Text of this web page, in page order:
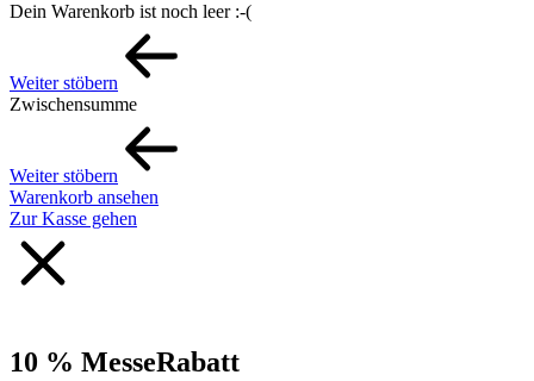
Dein Warenkorb ist noch leer :-(
Weiter stöbern
Zwischensumme
Weiter stöbern
Warenkorb ansehen
Zur Kasse gehen
10 % MesseRabatt